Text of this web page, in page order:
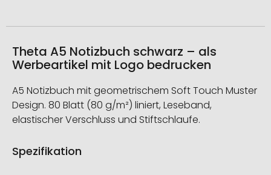
Theta A5 Notizbuch schwarz – als
Werbeartikel mit Logo bedrucken
A5 Notizbuch mit geometrischem Soft Touch Muster
Design. 80 Blatt (80 g/m²) liniert, Leseband,
elastischer Verschluss und Stiftschlaufe.
Spezifikation